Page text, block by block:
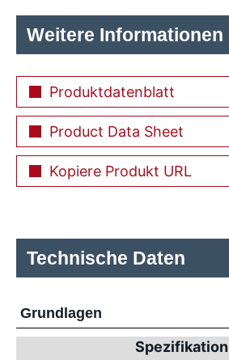
Weitere Informationen
Produktdatenblatt
Product Data Sheet
Kopiere Produkt URL
Technische Daten
Grundlagen
Spezifikation